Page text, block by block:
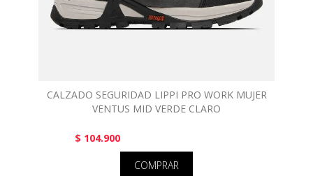
CALZADO SEGURIDAD LIPPI PRO WORK MUJER
VENTUS MID VERDE CLARO
$ 104.900
COMPRAR